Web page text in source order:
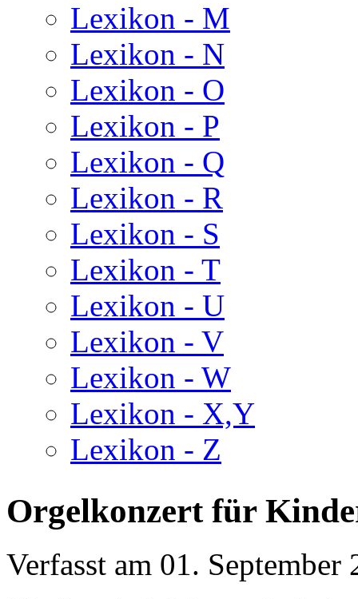
Lexikon - M
Lexikon - N
Lexikon - O
Lexikon - P
Lexikon - Q
Lexikon - R
Lexikon - S
Lexikon - T
Lexikon - U
Lexikon - V
Lexikon - W
Lexikon - X,Y
Lexikon - Z
Orgelkonzert für
Verfasst am 01. September